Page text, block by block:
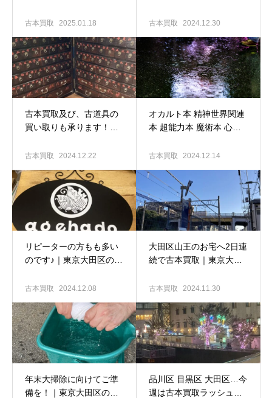
出張買取専門店 古書窟揚
古本買取 2025.01.18
羽堂
古本買取 2024.12.30
古本買取及び、古道具の
買い取りも承ります！｜
取専門店 古書窟揚羽堂
古本買取 2024.12.22
オカルト本 精神世界関連
本 超能力本 魔術本 心霊
買い取ります！！｜東京
門店 古書窟揚羽堂
古本買取 2024.12.14
リピーターの方もも多い
のです♪｜東京大田区の古
揚羽堂
古本買取 2024.12.08
大田区山王のお宅へ2日連
続で古本買取｜東京大田
古書窟揚羽堂
古本買取 2024.11.30
年末大掃除に向けてご準
備を！｜東京大田区の古
品川区 目黒区 大田区…今
週は古本買取ラッシュで